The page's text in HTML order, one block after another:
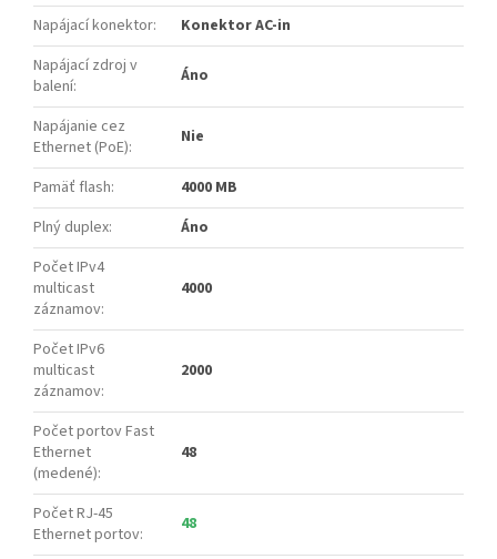
Napájací konektor:
Konektor AC-in
Napájací zdroj v
balení: Áno
Napájanie cez
Ethernet (PoE): Nie
Pamäť flash:
4000 MB
Plný duplex:
Áno
Počet IPv4
multicast
záznamov:
4000
Počet IPv6
multicast
záznamov:
2000
Počet portov Fast
Ethernet
(medené):
48
Počet RJ-45
Ethernet portov: 48